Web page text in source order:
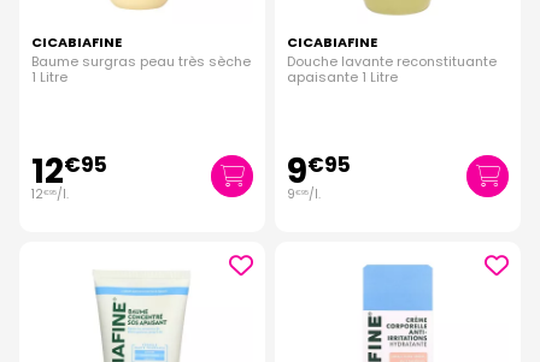
CICABIAFINE
Baume surgras peau très sèche
1 Litre
12€95
12€95/l.
CICABIAFINE
Douche lavante reconstituante
apaisante 1 Litre
9€95
9€95/l.